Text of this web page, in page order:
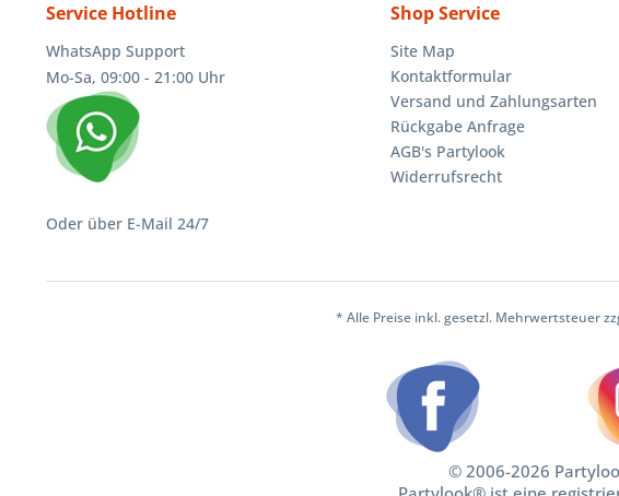
Service Hotline
WhatsApp Support
Mo-Sa, 09:00 - 21:00 Uhr
Oder über E-Mail 24/7
Shop Service
Site Map
Kontaktformular
Versand und Zahlungsarten
Rückgabe Anfrage
AGB's Partylook
Widerrufsrecht
* Alle Preise inkl. gesetzl. Mehrwertsteuer
© 2006-2026